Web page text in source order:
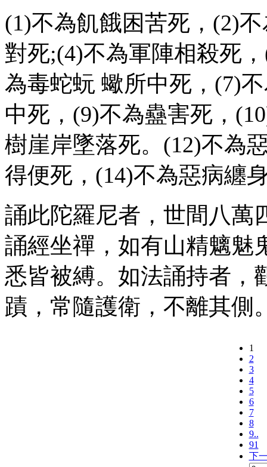
(1)不為飢餓困苦死，(2)
對死;(4)不為軍陣相殺死
為毒蛇蚖 蠍所中死，(7)
中死，(9)不為蠱害死，
樹崖岸墜落死。(12)不為
得便死，(14)不為惡病纏
誦此陀羅尼者，世間八萬
誦經坐禪，如有山精魑魅
悉皆被縛。如法誦持者，
蹟，常隨護衛，不離其側
1
2
3
4
5
6
7
8
9..
91
下